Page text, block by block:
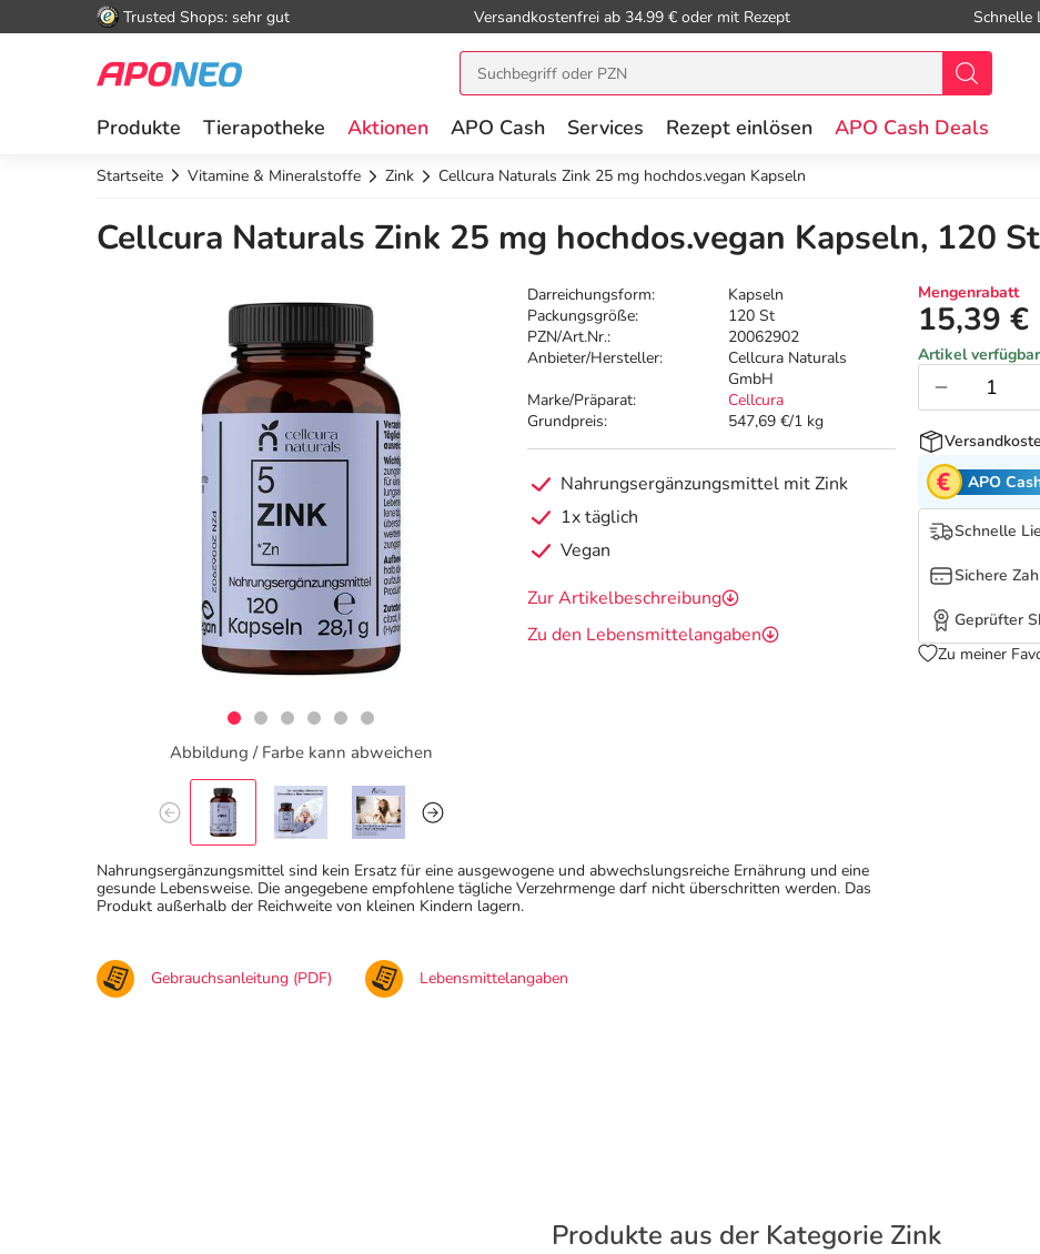
Trusted Shops: sehr gut Versandkostenfrei ab 34.99 € oder mit Rezept Schnelle
Produkte Tierapotheke Aktionen APO Cash Services Rezept einlösen APO Cash Deals
Startseite Vitamine & Mineralstoffe Zink Cellcura Naturals Zink 25 mg hochdos.vegan Kapseln
Cellcura Naturals Zink 25 mg hochdos.vegan Kapseln, 120 St
Abbildung / Farbe kann abweichen
Darreichungsform:
Kapseln
Packungsgröße:
120 St
PZN/Art.Nr.:
20062902
Anbieter/Hersteller:
Cellcura Naturals
GmbH
Marke/Präparat:
Cellcura
Grundpreis:
547,69 €/1 kg
Nahrungsergänzungsmittel mit Zink
1x täglich
Vegan
Zur Artikelbeschreibung
Zu den Lebensmittelangaben
Mengenrabatt
15,39 €
Artikel verfügbar
APO
Schnelle
Sichere
Geprüfter
Zu meiner
Nahrungsergänzungsmittel sind kein Ersatz für eine ausgewogene und abwechslungsreiche Ernährung und eine
gesunde Lebensweise. Die angegebene empfohlene tägliche Verzehrmenge darf nicht überschritten werden. Das
Produkt außerhalb der Reichweite von kleinen Kindern lagern.
Gebrauchsanleitung (PDF) Lebensmittelangaben
Produkte aus der Kategorie Zink